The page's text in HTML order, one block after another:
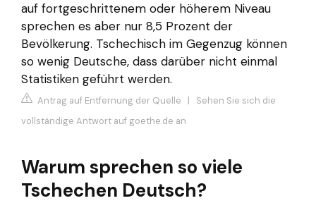
auf fortgeschrittenem oder höherem Niveau
sprechen es aber nur 8,5 Prozent der
Bevölkerung. Tschechisch im Gegenzug können
so wenig Deutsche, dass darüber nicht einmal
Statistiken geführt werden.
Antrag auf Entfernung der Quelle | Sehen Sie sich die
vollständige Antwort auf goethe.de an
Warum sprechen so viele
Tschechen Deutsch?